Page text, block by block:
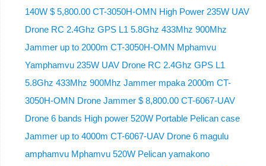
140W $ 5,800.00 CT-3050H-OMN High Power 235W UAV
Drone RC 2.4Ghz GPS L1 5.8Ghz 433Mhz 900Mhz
Jammer up to 2000m CT-3050H-OMN Mphamvu
Yamphamvu 235W UAV Drone RC 2.4Ghz GPS L1
5.8Ghz 433Mhz 900Mhz Jammer mpaka 2000m CT-
3050H-OMN Drone Jammer $ 8,800.00 CT-6067-UAV
Drone 6 bands High power 520W Portable Pelican case
Jammer up to 4000m CT-6067-UAV Drone 6 magulu
amphamvu Mphamvu 520W Pelican yamakono